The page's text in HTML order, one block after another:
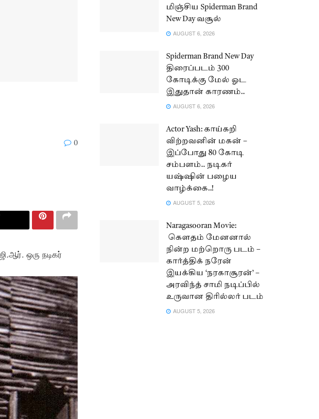
0
ஒரு நடிகர்
மிஞ்சிய Spiderman Brand
New Day வசூல்
AUGUST 6, 2026
Spiderman Brand New Day
திரைப்படம் 300
கோடிக்கு மேல் ஓட
இதுதான் காரணம்..
AUGUST 6, 2026
Actor Yash: காய்கறி
விற்றவனின் மகன் –
இப்போது 80 கோடி
சம்பளம்.. நடிகர்
யஷ்ஷின் பழைய
வாழ்க்கை..!
AUGUST 5, 2026
Naragasooran Movie:
கௌதம் மேனனால்
நின்ற மற்றொரு படம் –
கார்த்திக் நரேன்
இயக்கிய ‘நரகாசூரன்’ –
அரவிந்த் சாமி நடிப்பில்
உருவான திரில்லர் படம்
AUGUST 5, 2026